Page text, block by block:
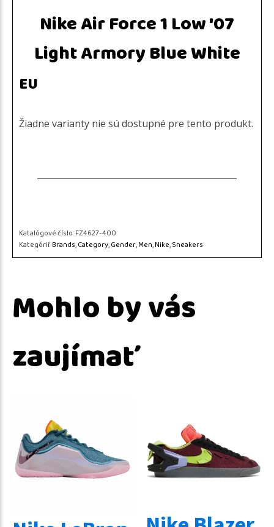
Nike Air Force 1 Low '07
Light Armory Blue White
EU
Žiadne varianty nie sú dostupné pre tento produkt.
Katalógové číslo:FZ4627-400
Kategórií:Brands,Category,Gender,Men,Nike,Sneakers
Mohlo by vás
zaujímať